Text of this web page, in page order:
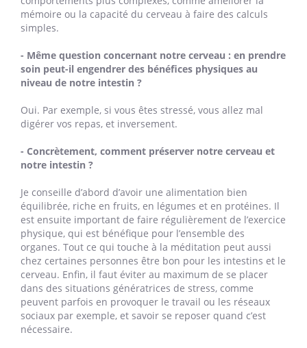
mémoire ou la capacité du cerveau à faire des calculs
simples.
- Même question concernant notre cerveau : en prendre
soin peut-il engendrer des bénéfices physiques au
niveau de notre intestin ?
Oui. Par exemple, si vous êtes stressé, vous allez mal
digérer vos repas, et inversement.
- Concrètement, comment préserver notre cerveau et
notre intestin ?
Je conseille d’abord d’avoir une alimentation bien
équilibrée, riche en fruits, en légumes et en protéines. Il
est ensuite important de faire régulièrement de l’exercice
physique, qui est bénéfique pour l’ensemble des
organes. Tout ce qui touche à la méditation peut aussi
chez certaines personnes être bon pour les intestins et le
cerveau. Enfin, il faut éviter au maximum de se placer
dans des situations génératrices de stress, comme
peuvent parfois en provoquer le travail ou les réseaux
sociaux par exemple, et savoir se reposer quand c’est
nécessaire.